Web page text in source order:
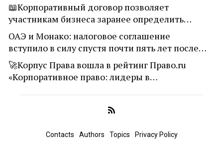
📖Корпоративный договор позволяет
участникам бизнеса заранее определить…
ОАЭ и Монако: налоговое соглашение
вступило в силу спустя почти пять лет после…
🚀Корпус Права вошла в рейтинг Право.ru
«Корпоративное право: лидеры в…
Contacts Authors Topics Privacy Policy